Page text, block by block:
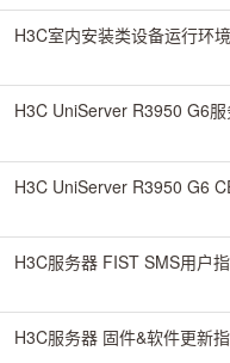
H3C室内安装类设备运行环
H3C UniServer R3950 G6
H3C UniServer R3950 G6
H3C服务器 FIST SMS用户
H3C服务器 固件&软件更新